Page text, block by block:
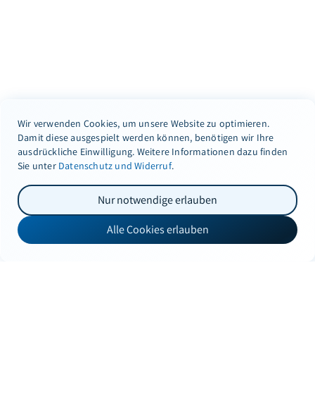
Wir verwenden Cookies, um unsere Website zu optimieren.
Damit diese ausgespielt werden können, benötigen wir Ihre
ausdrückliche Einwilligung. Weitere Informationen dazu finden
Sie unter Datenschutz und Widerruf.
Nur notwendige erlauben
Alle Cookies erlauben